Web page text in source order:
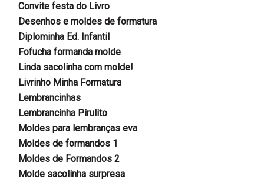
Convite festa do Livro
Desenhos e moldes de formatura
Diplominha Ed. Infantil
Fofucha formanda molde
Linda sacolinha com molde!
Livrinho Minha Formatura
Lembrancinhas
Lembrancinha Pirulito
Moldes para lembranças eva
Moldes de formandos 1
Moldes de Formandos 2
Molde sacolinha surpresa